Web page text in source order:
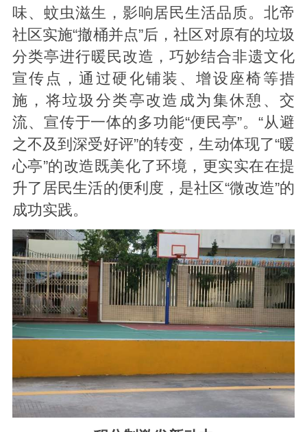
味、蚊虫滋生，影响居民生活品质。北帝
社区实施“撤桶并点”后，社区对原有的垃圾
分类亭进行暖民改造，巧妙结合非遗文化
宣传点，通过硬化铺装、增设座椅等措
施，将垃圾分类亭改造成为集休憩、交
流、宣传于一体的多功能“便民亭”。“从避
之不及到深受好评”的转变，生动体现了“暖
心亭”的改造既美化了环境，更实实在在提
升了居民生活的便利度，是社区“微改造”的
成功实践。